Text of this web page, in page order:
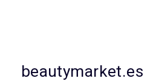
beautymarket.es